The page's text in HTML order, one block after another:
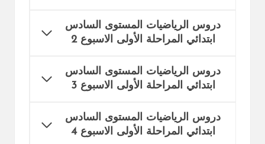
دروس الرياضيات المستوى السادس
ابتدائي المراحلة الأولى الاسبوع 2
دروس الرياضيات المستوى السادس
ابتدائي المراحلة الأولى الاسبوع 3
دروس الرياضيات المستوى السادس
ابتدائي المراحلة الأولى الاسبوع 4